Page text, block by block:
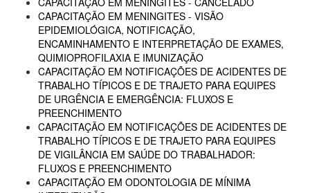
CAPACITAÇÃO EM MENINGITES - VISÃO
EPIDEMIOLÓGICA, NOTIFICAÇÃO,
ENCAMINHAMENTO E INTERPRETAÇÃO DE EXAMES,
QUIMIOPROFILAXIA E IMUNIZAÇÃO
CAPACITAÇÃO EM NOTIFICAÇÕES DE ACIDENTES DE
TRABALHO TÍPICOS E DE TRAJETO PARA EQUIPES
DE URGÊNCIA E EMERGÊNCIA: FLUXOS E
PREENCHIMENTO
CAPACITAÇÃO EM NOTIFICAÇÕES DE ACIDENTES DE
TRABALHO TÍPICOS E DE TRAJETO PARA EQUIPES
DE VIGILÂNCIA EM SAÚDE DO TRABALHADOR:
FLUXOS E PREENCHIMENTO
CAPACITAÇÃO EM ODONTOLOGIA DE MÍNIMA